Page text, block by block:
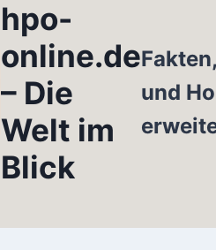
hpo-
online.de
– Die
Welt im
Blick
und